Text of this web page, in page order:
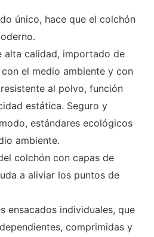
único, hace que el colchón
calidad, importado de
el medio ambiente y con
al polvo, función
estática. Seguro y
estándares ecológicos
ambiente.
colchón con capas de
a aliviar los puntos de
ensacados individuales, que
comprimidas y